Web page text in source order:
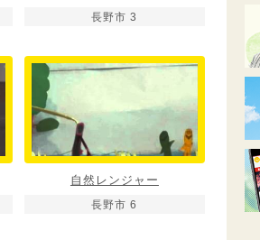
長野市 3
自然レンジャー
長野市 6